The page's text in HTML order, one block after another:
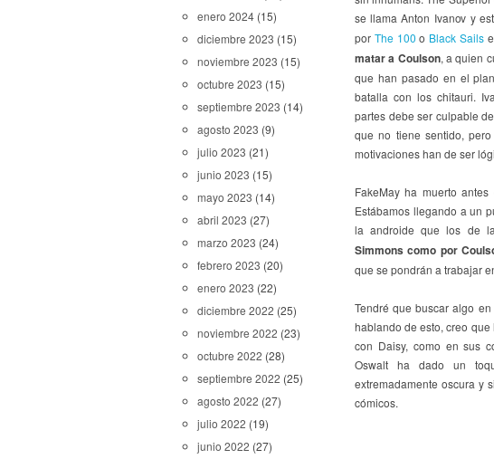
enero 2024 (15)
diciembre 2023 (15)
noviembre 2023 (15)
octubre 2023 (15)
septiembre 2023 (14)
agosto 2023 (9)
julio 2023 (21)
junio 2023 (15)
mayo 2023 (14)
abril 2023 (27)
marzo 2023 (24)
febrero 2023 (20)
enero 2023 (22)
diciembre 2022 (25)
noviembre 2022 (23)
octubre 2022 (28)
septiembre 2022 (25)
agosto 2022 (27)
julio 2022 (19)
junio 2022 (27)
se llama Anton Ivanov y
por The 100 o Black Sails
matar a Coulson, a quien
que han pasado en el
batalla con los chitauri.
partes debe ser culpable
que no tiene sentido,
motivaciones han de ser
FakeMay ha muerto
Estábamos llegando a un
la androide que los de
Simmons como por
que se pondrán a trabajar
Tendré que buscar algo
hablando de esto, creo
con Daisy, como en sus
Oswalt ha dado un
extremadamente oscura y
cómicos.